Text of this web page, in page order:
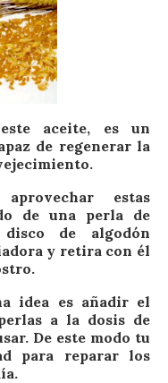
aceite, es un
de regenerar la
estas
de una perla de
de algodón
y retira con él
idea es añadir el
a la dosis de
De este modo tu
para reparar los